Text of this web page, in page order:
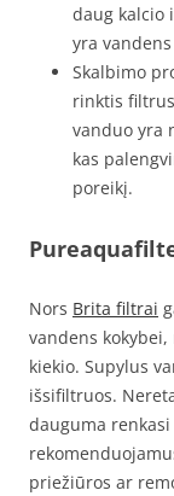
daug kalcio
yra
Skalbimo
rinktis
vanduo yra
kas
poreikį.
Nors Brita filtrai
vandens
kiekio. Supylus
išsifiltruos.
dauguma
priežiūros ar